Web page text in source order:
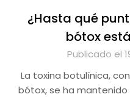
¿Hasta qué
bótox
Publicado el
La toxina botulínica,
bótox, se ha